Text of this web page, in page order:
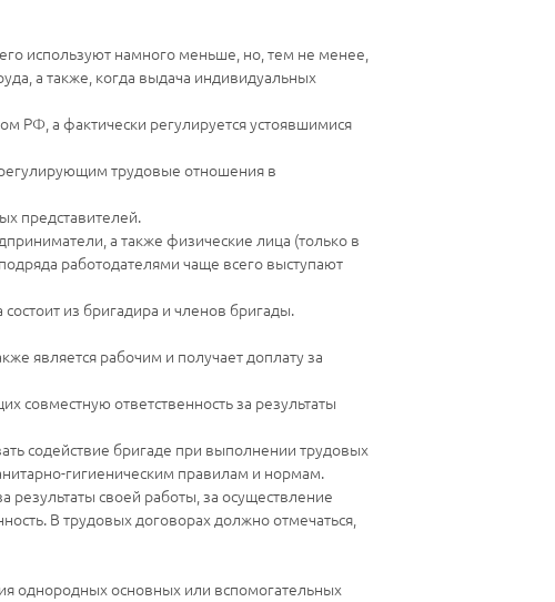
используют намного меньше, но, тем не менее,
а также, когда выдача индивидуальных
РФ, а фактически регулируется устоявшимися
трудовые отношения в
представителей.
а также физические лица (только в
работодателями чаще всего выступают
из бригадира и членов бригады.
является рабочим и получает доплату за
ответственность за результаты
содействие бригаде при выполнении трудовых
гигиеническим правилам и нормам.
результаты своей работы, за осуществление
В трудовых договорах должно отмечаться,
однородных основных или вспомогательных